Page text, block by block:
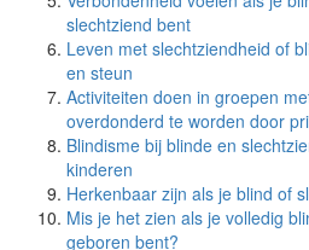
slechtziend bent
Leven met slechtziendheid of
en steun
Activiteiten doen in groepen
overdonderd te worden door
Blindisme bij blinde en
kinderen
Herkenbaar zijn als je blind of
Mis je het zien als je volledig
geboren bent?